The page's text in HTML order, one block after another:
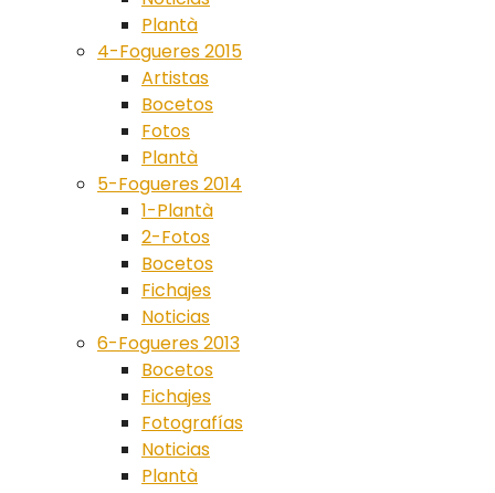
Plantà
4-Fogueres 2015
Artistas
Bocetos
Fotos
Plantà
5-Fogueres 2014
1-Plantà
2-Fotos
Bocetos
Fichajes
Noticias
6-Fogueres 2013
Bocetos
Fichajes
Fotografías
Noticias
Plantà